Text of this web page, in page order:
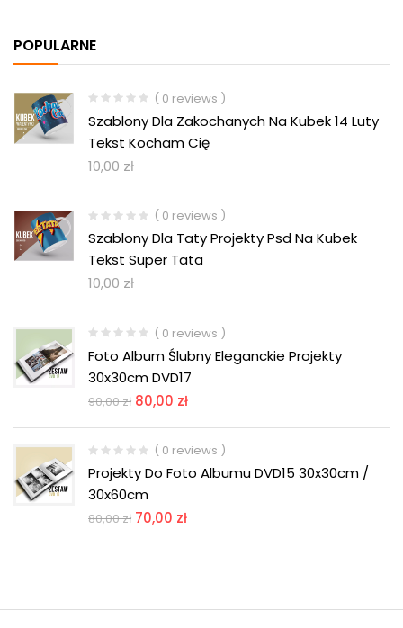
POPULARNE
( 0 reviews )
Szablony Dla Zakochanych Na Kubek 14 Luty
Tekst Kocham Cię
10,00 zł
( 0 reviews )
Szablony Dla Taty Projekty Psd Na Kubek
Tekst Super Tata
10,00 zł
( 0 reviews )
Foto Album Ślubny Eleganckie Projekty
30x30cm DVD17
90,00zł 80,00 zł
( 0 reviews )
Projekty Do Foto Albumu DVD15 30x30cm /
30x60cm
80,00zł 70,00 zł